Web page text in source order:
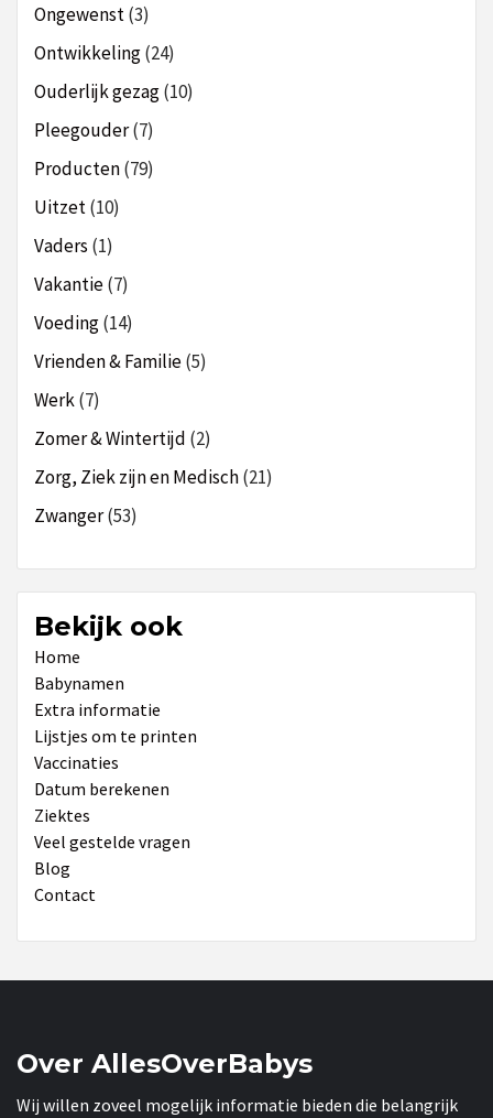
Ongewenst(3)
Ontwikkeling(24)
Ouderlijk gezag(10)
Pleegouder(7)
Producten(79)
Uitzet(10)
Vaders (1)
Vakantie(7)
Voeding(14)
Vrienden & Familie(5)
Werk(7)
Zomer & Wintertijd (2)
Zorg, Ziek zijn en Medisch(21)
Zwanger(53)
Bekijk ook
Home
Babynamen
Extra informatie
Lijstjes om te printen
Vaccinaties
Datum berekenen
Ziektes
Veel gestelde vragen
Blog
Contact
Over AllesOverBabys
Wij willen zoveel mogelijk informatie bieden die belangrijk